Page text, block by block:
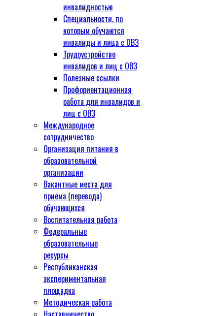
инвалидностью
Специальности, по
которым обучаются
инвалиды и лица с ОВЗ
Трудоустройство
инвалидов и лиц с ОВЗ
Полезные ссылки
Профориентационная
работа для инвалидов и
лиц с ОВЗ
Международное
сотрудничество
Организация питания в
образовательной
организации
Вакантные места для
приема (перевода)
обучающихся
Воспитательная работа
Федеральные
образовательные
ресурсы
Республиканская
экспериментальная
площадка
Методическая работа